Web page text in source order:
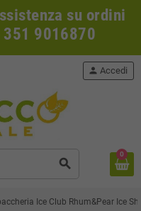
su ordini
9016870
search
person Accedi
0
Ice Club Rhum&Pear Ice